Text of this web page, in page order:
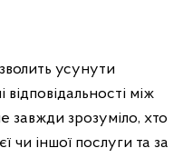
усунути
відповідальності між
завжди зрозуміло, хто
чи іншої послуги та за